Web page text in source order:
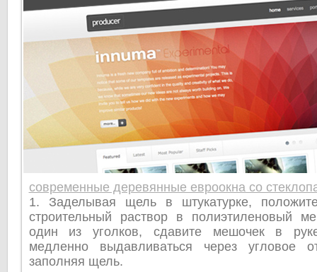
современные деревянные евроокна со
1. Заделывая щель в штукатурке,
строительный раствор в полиэтиленовый
один из уголков, сдавите мешочек в
медленно выдавливаться через угловое
заполняя щель.